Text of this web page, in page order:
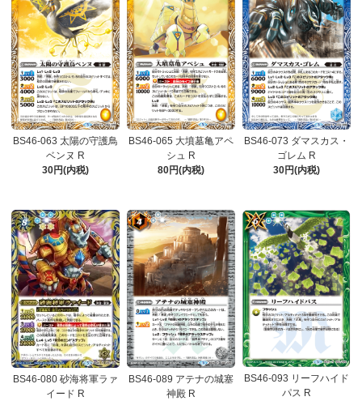
BS46-063 太陽の守護鳥
ベンヌ R
30円(内税)
BS46-065 大墳墓亀アペ
シュ R
80円(内税)
BS46-073 ダマスカス・
ゴレム R
30円(内税)
BS46-080 砂海将軍ラァ
イード R
BS46-089 アテナの城塞
神殿 R
BS46-093 リーフハイド
パス R